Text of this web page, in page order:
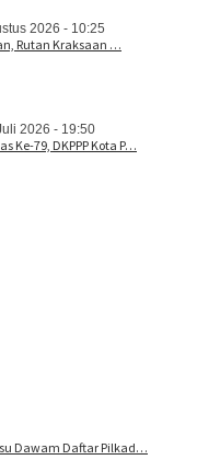
2026 - 10:25
Rutan Kraksaan …
2026 - 19:50
Ke-79, DKPPP Kota P…
Dawam Daftar Pilkad…